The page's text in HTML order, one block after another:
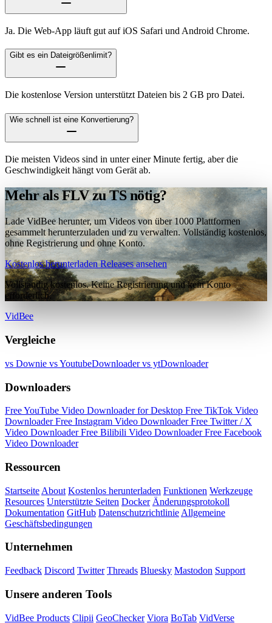
Ja. Die Web-App läuft gut auf iOS Safari und Android Chrome.
Gibt es ein Dateigrößenlimit?
Die kostenlose Version unterstützt Dateien bis 2 GB pro Datei.
Wie schnell ist eine Konvertierung?
Die meisten Videos sind in unter einer Minute fertig, aber die
Geschwindigkeit hängt vom Gerät ab.
Mehr als FLV zu TS nötig?
Lade VidBee herunter, um Videos von über 1000 Plattformen
gesammelt herunterzuladen und zu verwalten. Vollständig kostenlos,
ohne Registrierung und ohne Konto.
Kostenlos herunterladenReleases ansehen
Vollständig kostenlos. Keine Registrierung und kein Konto
erforderlich.
VidBee
Vergleiche
vs Downie vs YoutubeDownloadervs ytDownloader
Downloaders
Free YouTube Video Downloader for Desktop Free TikTok Video
DownloaderFree Instagram Video DownloaderFree Twitter / X
Video DownloaderFree Bilibili Video DownloaderFree Facebook
Video Downloader
Ressourcen
Startseite About Kostenlos herunterladen Funktionen Werkzeuge
Resources Unterstützte Seiten Docker Änderungsprotokoll
Dokumentation GitHub Datenschutzrichtlinie Allgemeine
Geschäftsbedingungen
Unternehmen
Feedback Discord Twitter Threads Bluesky Mastodon Support
Unsere anderen Tools
VidBee Products Clipii GeoChecker Viora BoTab VidVerse